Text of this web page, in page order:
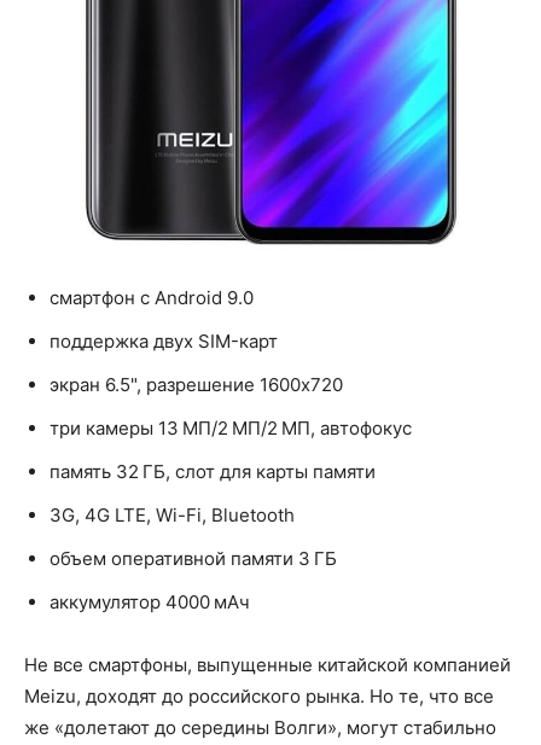
смартфон с Android 9.0
поддержка двух SIM-карт
экран 6.5", разрешение 1600x720
три камеры 13 МП/2 МП/2 МП, автофокус
память 32 ГБ, слот для карты памяти
3G, 4G LTE, Wi-Fi, Bluetooth
объем оперативной памяти 3 ГБ
аккумулятор 4000 мАч
Не все смартфоны, выпущенные китайской компанией
Meizu, доходят до российского рынка. Но те, что все
же «долетают до середины Волги», могут стабильно